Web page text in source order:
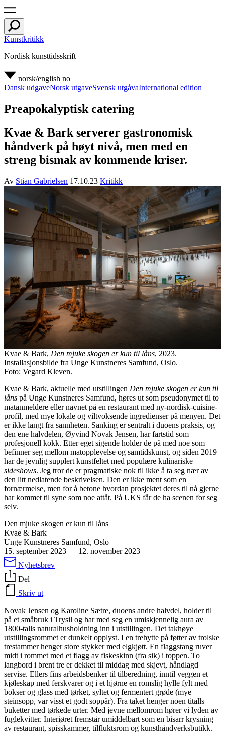
Kunstkritikk
Nordisk kunsttidsskrift
norsk/english no
Dansk udgaveNorsk utgaveSvensk utgåvaInternational edition
Preapokalyptisk catering
Kvae & Bark serverer gastronomisk
håndverk på høyt nivå, men med en
streng bismak av kommende kriser.
Av Stian Gabrielsen 17.10.23 Kritikk
Kvae & Bark, Den mjuke skogen er kun til låns, 2023.
Installasjonsbilde fra Unge Kunstneres Samfund, Oslo.
Foto: Vegard Kleven.
Kvae & Bark, aktuelle med utstillingen Den mjuke skogen er kun til
låns på Unge Kunstneres Samfund, høres ut som pseudonymet til to
matanmeldere eller navnet på en restaurant med ny-nordisk-cuisine-
profil, med mye lokale og viltvoksende ingredienser på menyen. Det
er ikke langt fra sannheten. Sanking er sentralt i duoens praksis, og
den ene halvdelen, Øyvind Novak Jensen, har fartstid som
profesjonell kokk. Etter eget sigende holder de på med noe som
befinner seg mellom matopplevelse og samtidskunst, og siden 2019
har de jevnlig supplert kunstfeltet med populære kulinariske
sideshows. Jeg tror de er pragmatiske nok til ikke å ta seg nær av
den litt nedlatende beskrivelsen. Den er ikke ment som en
fornærmelse, men for å betone hvordan prosjektet deres til nå gjerne
har kommet til syne som noe attåt. På UKS får de ha scenen for seg
selv.
Den mjuke skogen er kun til låns
Kvae & Bark
Unge Kunstneres Samfund, Oslo
15. september 2023 — 12. november 2023
Nyhetsbrev
Del
Skriv ut
Novak Jensen og Karoline Sætre, duoens andre halvdel, holder til
på et småbruk i Trysil og har med seg en umiskjennelig aura av
1800-talls naturalhusholdning inn i utstillingen. Det takhøye
utstillingsrommet er dunkelt opplyst. I en trehytte på føtter av trolske
trestammer henger store stykker med elgkjøtt. En flaggstang ruver
midt i rommet med et flagg av fiskeskinn (fra sik) i toppen. To
langbord i brent tre er dekket til middag med skjevt, håndlagd
servise. Ellers fins arbeidsbenker til tilberedning, inntil veggen et
kjøleskap med ferskvarer og i et hjørne en romslig hylle fylt med
bokser og glass med tørket, syltet og fermentert grøde (mye
steinsopp, var visst et godt soppår). Fra taket henger noen titalls
buketter med tørkede urter. Med jevne mellomrom hører vi lyden av
fuglekvitter. Interiøret fremstår umiddelbart som en bisarr krysning
av restaurant, spisskammer, tilfluktsrom og kunsthåndverksbutikk.